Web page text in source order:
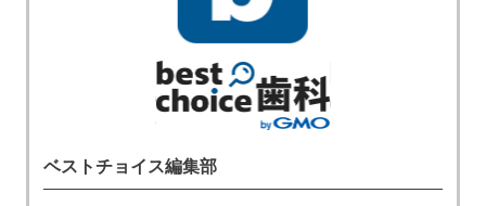
ベストチョイス編集部